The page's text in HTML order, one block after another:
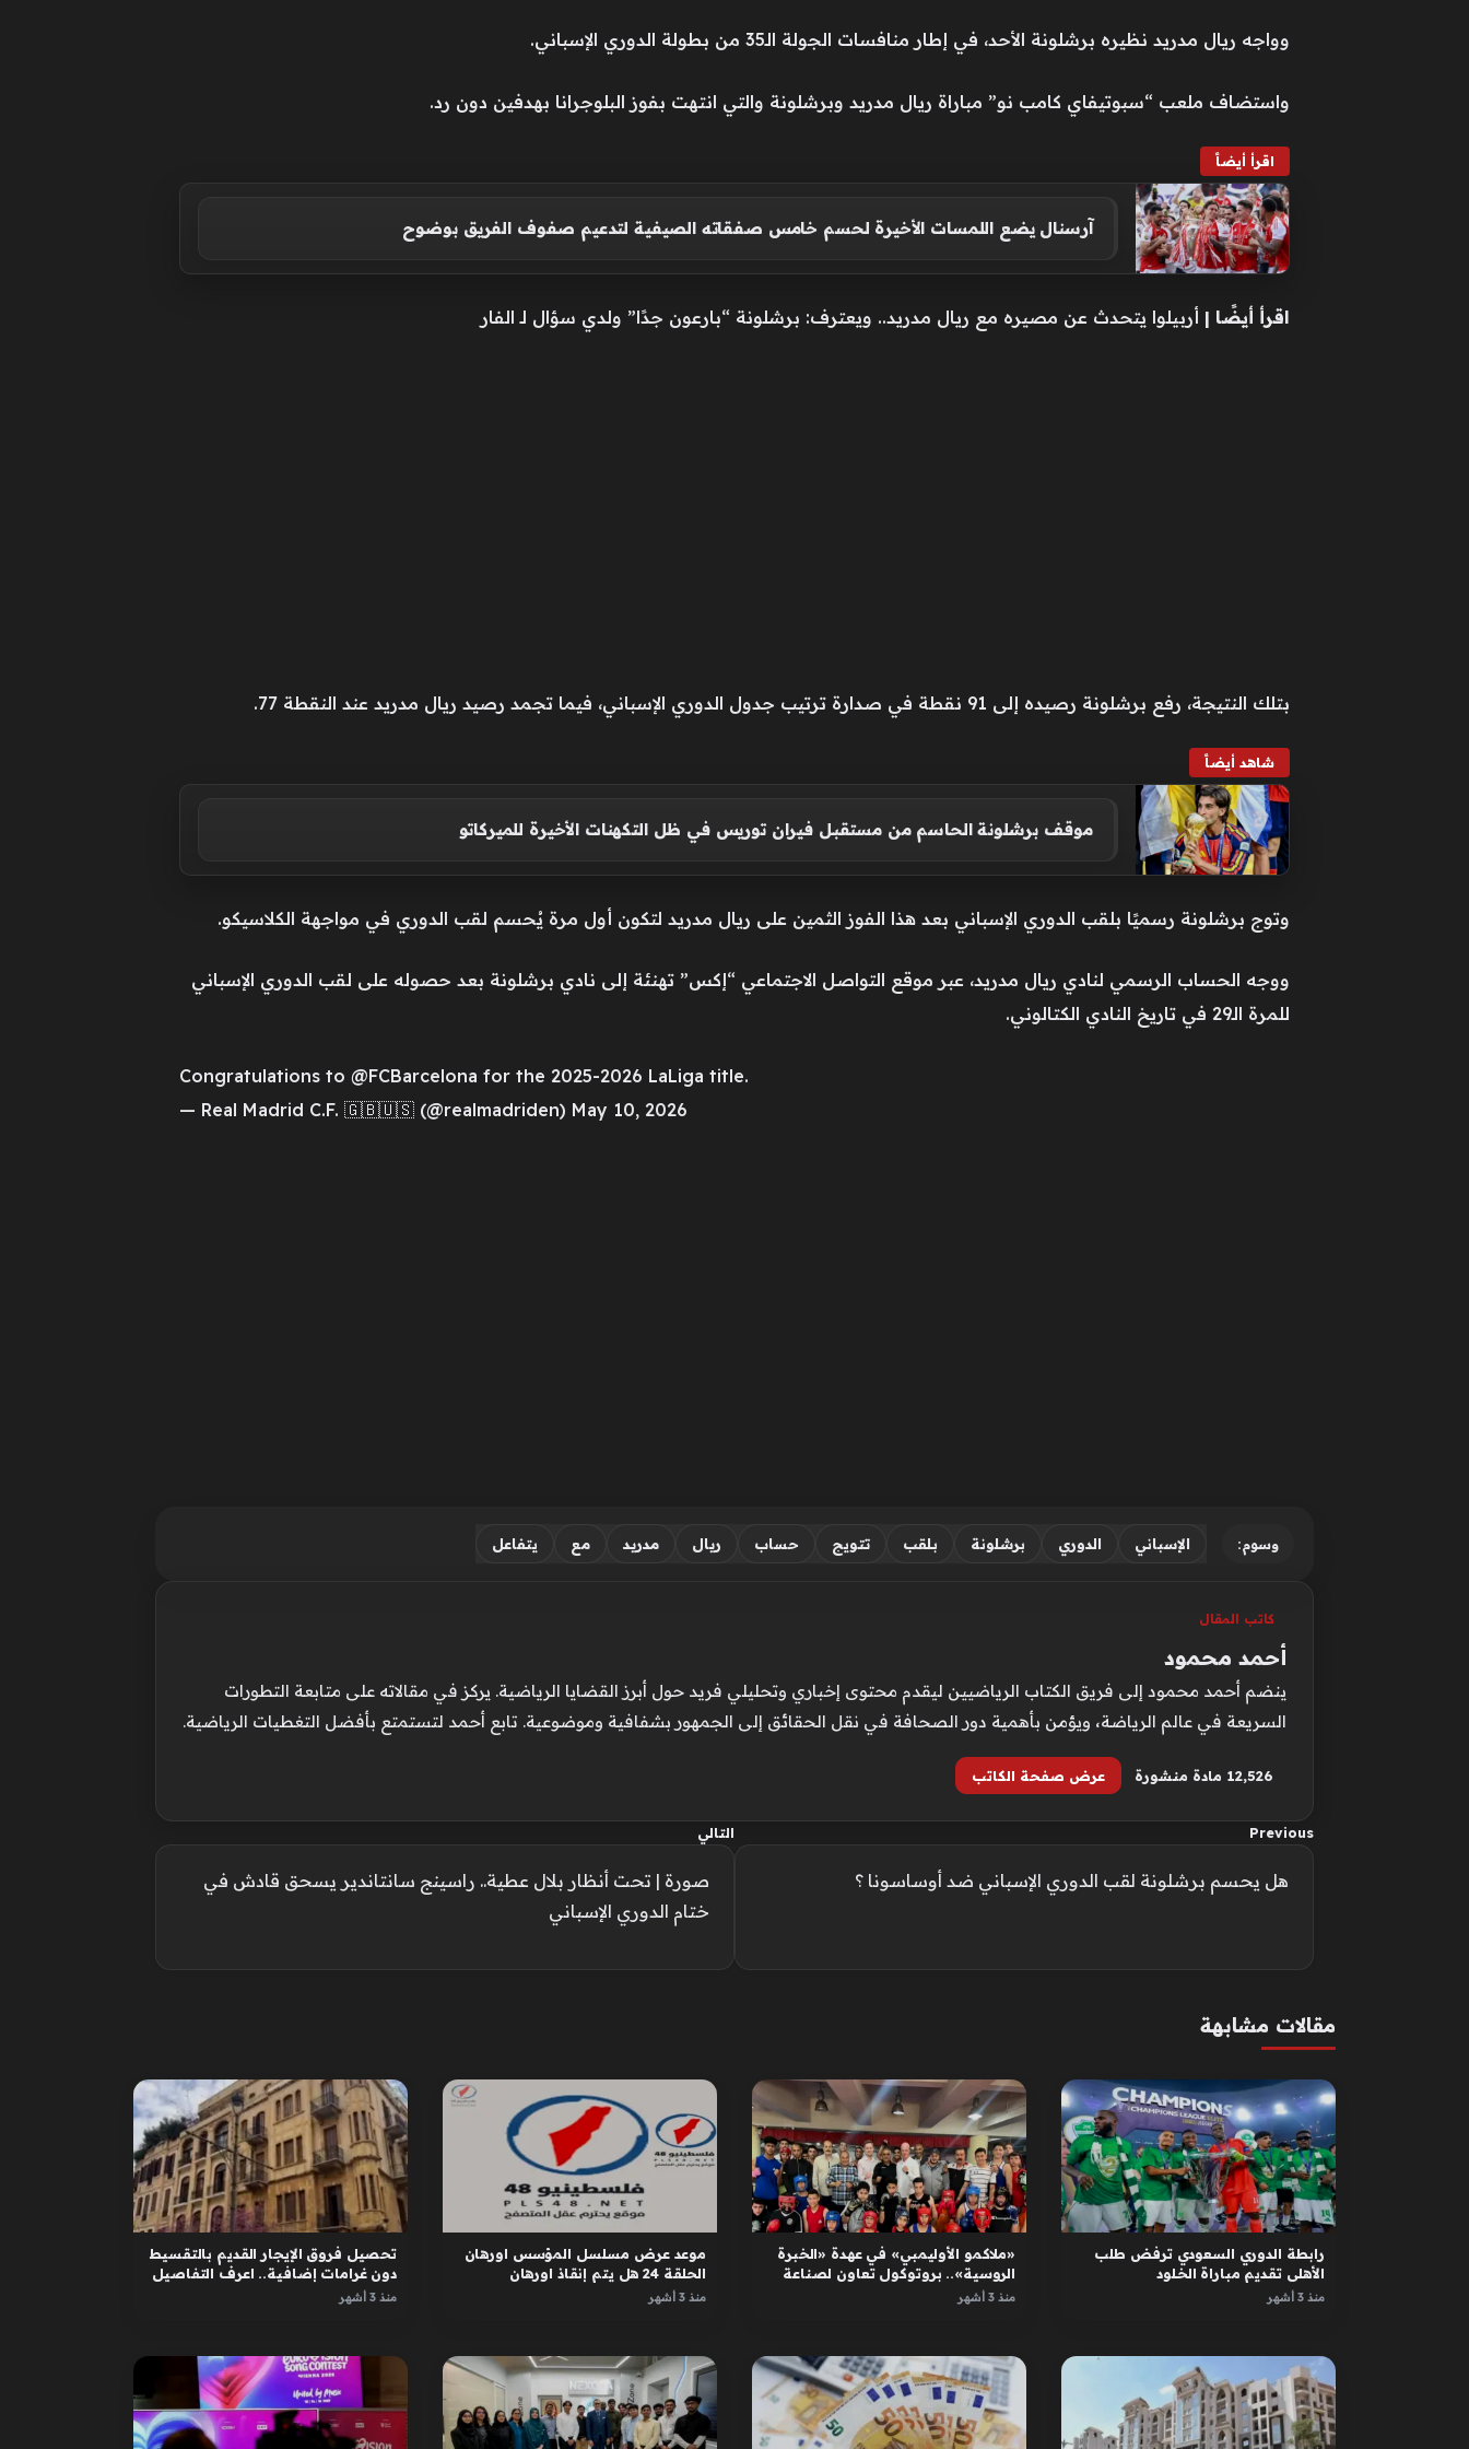
وواجه ريال مدريد نظيره برشلونة الأحد، في إطار منافسات الجولة الـ35 من بطولة الدوري الإسباني.
واستضاف ملعب “سبوتيفاي كامب نو” مباراة ريال مدريد وبرشلونة والتي انتهت بفوز البلوجرانا بهدفين دون رد.
اقرأ أيضاً
آرسنال يضع اللمسات الأخيرة لحسم خامس صفقاته الصيفية لتدعيم صفوف الفريق بوضوح
اقرأ أيضًا | أربيلوا يتحدث عن مصيره مع ريال مدريد.. ويعترف: برشلونة “بارعون جدًا” ولدي سؤال لـ الفار
بتلك النتيجة، رفع برشلونة رصيده إلى 91 نقطة في صدارة ترتيب جدول الدوري الإسباني، فيما تجمد رصيد ريال مدريد عند النقطة 77.
شاهد أيضاً
موقف برشلونة الحاسم من مستقبل فيران توريس في ظل التكهنات الأخيرة للميركاتو
وتوج برشلونة رسميًا بلقب الدوري الإسباني بعد هذا الفوز الثمين على ريال مدريد لتكون أول مرة يُحسم لقب الدوري في مواجهة الكلاسيكو.
ووجه الحساب الرسمي لنادي ريال مدريد، عبر موقع التواصل الاجتماعي “إكس” تهنئة إلى نادي برشلونة بعد حصوله على لقب الدوري الإسباني
للمرة الـ29 في تاريخ النادي الكتالوني.
Congratulations to @FCBarcelona for the 2025-2026 LaLiga title.
— Real Madrid C.F. 🇬🇧🇺🇸 (@realmadriden) May 10, 2026
وسوم: الإسباني الدوري برشلونة بلقب تتويج حساب ريال مدريد مع يتفاعل
كاتب المقال
أحمد محمود
ينضم أحمد محمود إلى فريق الكتاب الرياضيين ليقدم محتوى إخباري وتحليلي فريد حول أبرز القضايا الرياضية. يركز في مقالاته على متابعة التطورات
السريعة في عالم الرياضة، ويؤمن بأهمية دور الصحافة في نقل الحقائق إلى الجمهور بشفافية وموضوعية. تابع أحمد لتستمتع بأفضل التغطيات الرياضية.
12٬526 مادة منشورة عرض صفحة الكاتب
Previous
هل يحسم برشلونة لقب الدوري الإسباني ضد أوساسونا ؟
التالي
صورة | تحت أنظار بلال عطية.. راسينج سانتاندير يسحق قادش في
ختام الدوري الإسباني
مقالات مشابهة
رابطة الدوري السعودي ترفض طلب
الأهلي تقديم مباراة الخلود
منذ 3 أشهر
«ملاكمو الأوليمبي» في عهدة «الخبرة
الروسية».. بروتوكول تعاون لصناعة
الأبطال
منذ 3 أشهر
موعد عرض مسلسل المؤسس اورهان
الحلقة 24 هل يتم إنقاذ اورهان
واسبورجا
منذ 3 أشهر
تحصيل فروق الإيجار القديم بالتقسيط
دون غرامات إضافية.. اعرف التفاصيل
منذ 3 أشهر